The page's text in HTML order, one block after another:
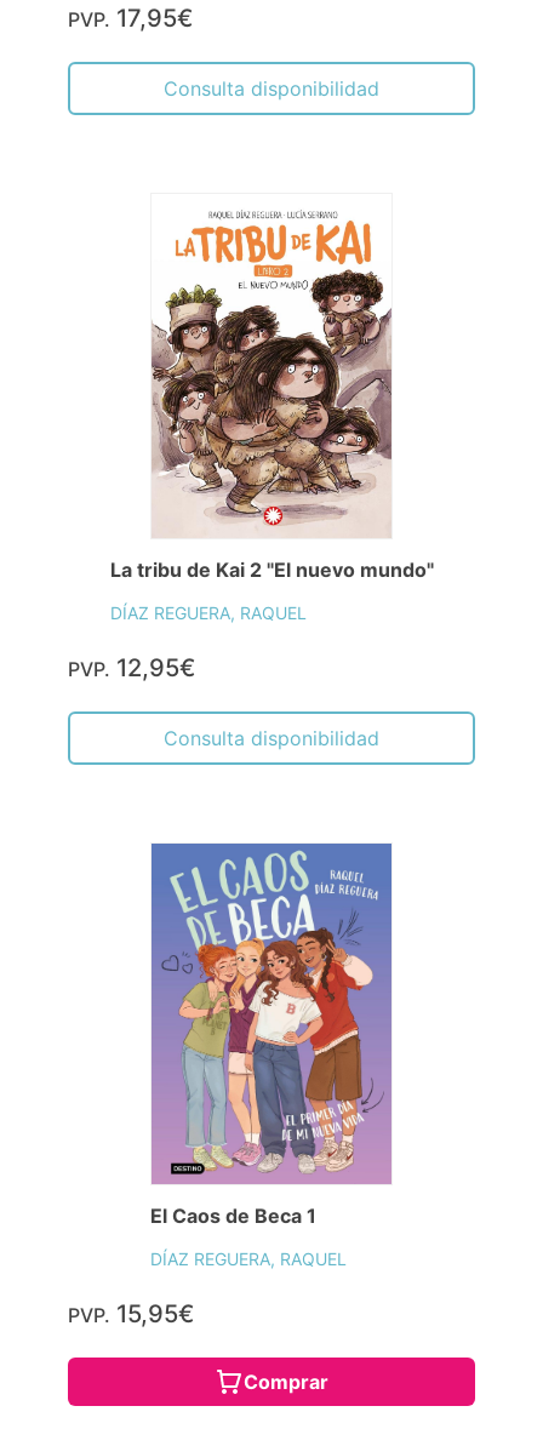
PVP. 17,95€
Consulta disponibilidad
La tribu de Kai 2 "El nuevo mundo"
DÍAZ REGUERA, RAQUEL
PVP. 12,95€
Consulta disponibilidad
El Caos de Beca 1
DÍAZ REGUERA, RAQUEL
PVP. 15,95€
Comprar